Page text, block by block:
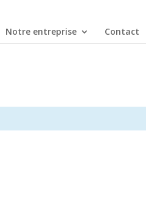
Notre entreprise Contact